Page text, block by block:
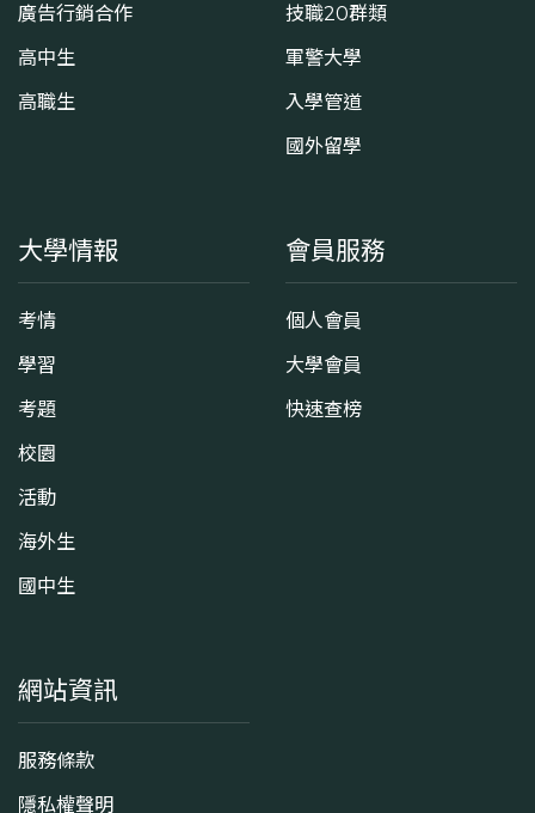
廣告行銷合作
高中生
高職生
技職20群類
軍警大學
入學管道
國外留學
大學情報
考情
學習
考題
校園
活動
海外生
國中生
會員服務
個人會員
大學會員
快速查榜
網站資訊
服務條款
隱私權聲明